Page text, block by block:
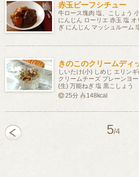
赤玉ビーフシチュー
牛ロース塊肉 塩、こしょう
にんじん ローリエ 赤玉 塩
ぎ にんじん マッシュルーム
きのこのクリームディ
しいたけ(小) しめじ エリン
クリームチーズ プレーンヨ
(生) 万能ねぎ 塩 黒こしょう
25分
148kcal
5/4